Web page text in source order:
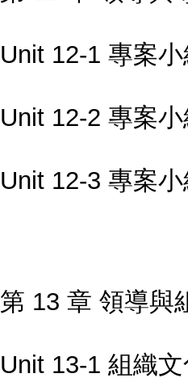
Unit 12-1 專案
Unit 12-2 專案
Unit 12-3 專案
第 13 章 領導與
Unit 13-1 組織